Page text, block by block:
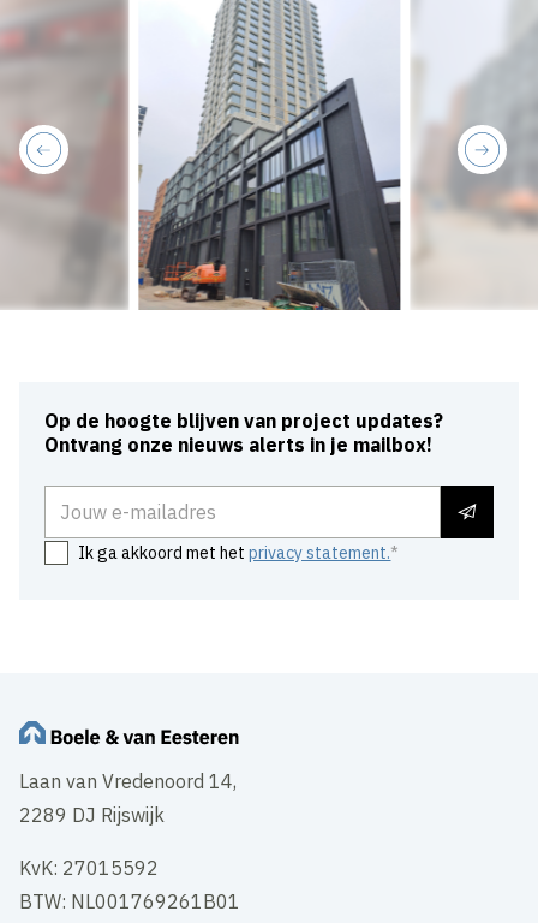
next
previous
Op de hoogte blijven van project updates?
Ontvang onze nieuws alerts in je mailbox!
Ik ga akkoord met hetprivacy statement.
Laan van Vredenoord 14,
2289 DJ Rijswijk
KvK: 27015592
BTW: NL001769261B01